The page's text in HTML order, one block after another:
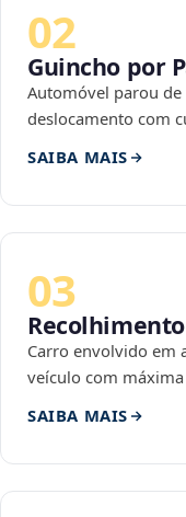
02
Guincho por
Automóvel parou de
deslocamento com
SAIBA MAIS
03
Carro envolvido em
veículo com máxima
SAIBA MAIS